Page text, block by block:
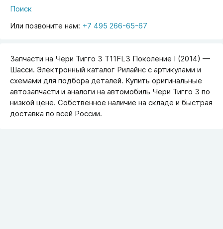
Поиск
Или позвоните нам: +7 495 266-65-67
Запчасти на Чери Тигго 3 T11FL3 Поколение I (2014) —
Шасси. Электронный каталог Рилайнс с артикулами и
схемами для подбора деталей. Купить оригинальные
автозапчасти и аналоги на автомобиль Чери Тигго 3 по
низкой цене. Собственное наличие на складе и быстрая
доставка по всей России.